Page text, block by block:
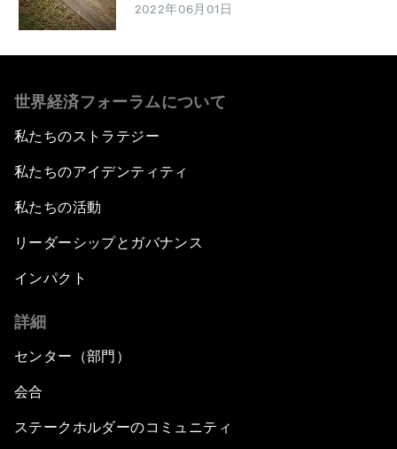
2022年06月01日
世界経済フォーラムについて
私たちのストラテジー
私たちのアイデンティティ
私たちの活動
リーダーシップとガバナンス
インパクト
詳細
センター（部門）
会合
ステークホルダーのコミュニティ